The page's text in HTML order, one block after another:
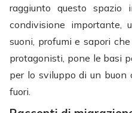
raggiunto questo spazio
condivisione importante,
suoni, profumi e sapori
protagonisti, pone le basi
per lo sviluppo di un buon
fuori.